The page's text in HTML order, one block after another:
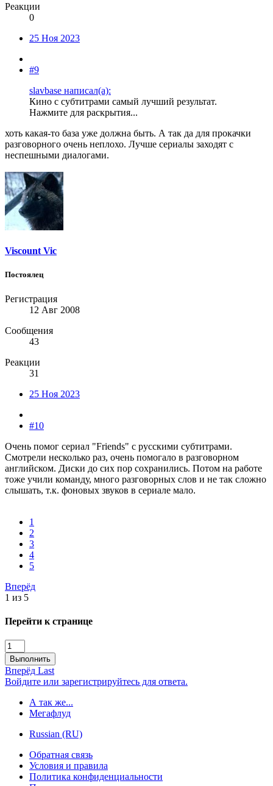
Реакции
0
25 Ноя 2023
#9
slavbase написал(а):
Кино с субтитрами самый лучший результат.
Нажмите для раскрытия...
хоть какая-то база уже должна быть. А так да для прокачки
разговорного очень неплохо. Лучше сериалы заходят с
неспешными диалогами.
Viscount Vic
Постоялец
Регистрация
12 Авг 2008
Сообщения
43
Реакции
31
25 Ноя 2023
#10
Очень помог сериал "Friends" с русскими субтитрами.
Смотрели несколько раз, очень помогало в разговорном
английском. Диски до сих пор сохранились. Потом на работе
тоже учили команду, много разговорных слов и не так сложно
слышать, т.к. фоновых звуков в сериале мало.
1
2
3
4
5
Вперёд
1 из 5
Перейти к странице
Выполнить
Вперёд Last
Войдите или зарегистрируйтесь для ответа.
А так же...
Мегафлуд
Russian (RU)
Обратная связь
Условия и правила
Политика конфиденциальности